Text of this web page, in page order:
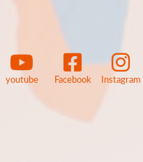
youtube Facebook Instagram